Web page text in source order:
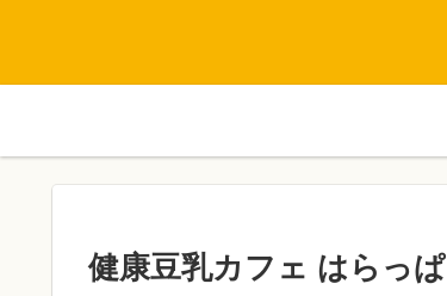
健康豆乳カフェ はらっぱ